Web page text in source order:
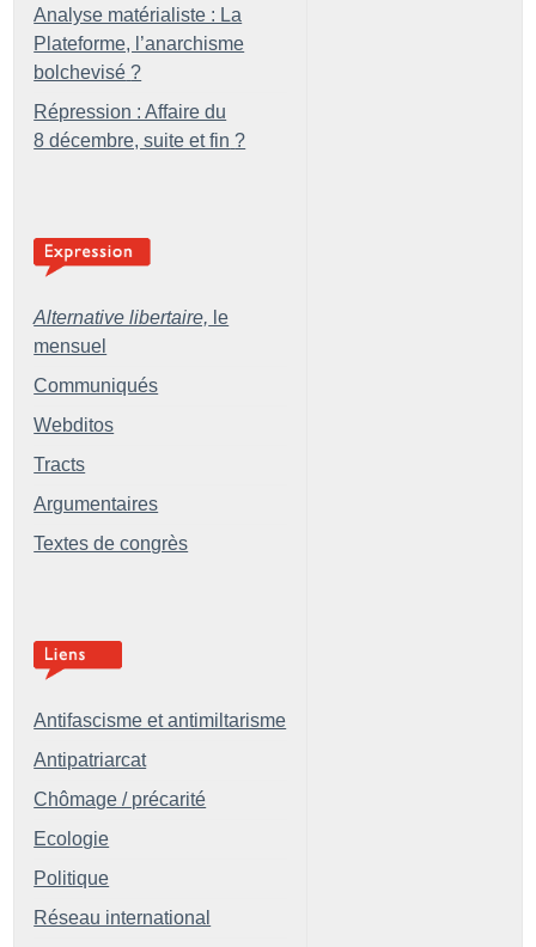
Analyse matérialiste : La
Plateforme, l’anarchisme
bolchevisé ?
Répression : Affaire du
8 décembre, suite et fin ?
Alternative libertaire, le
mensuel
Communiqués
Webditos
Tracts
Argumentaires
Textes de congrès
Antifascisme et antimiltarisme
Antipatriarcat
Chômage / précarité
Ecologie
Politique
Réseau international